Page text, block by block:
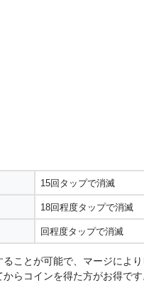
15回タップで消滅
18回程度タップで消滅
回程度タップで消滅
ことが可能で、マージによ
らコインを得た方がお得です